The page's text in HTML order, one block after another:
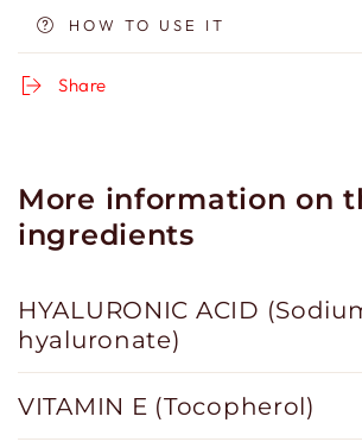
Vitamin
E
Balm
E
HOW TO USE IT
Share
More information on
ingredients
HYALURONIC ACID
hyaluronate)
VITAMIN E (Tocopherol)